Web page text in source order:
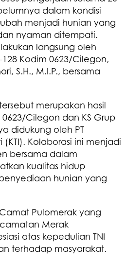
dalam kondisi
menjadi hunian yang
nyaman ditempati.
langsung oleh
128 Kodim 0623/Cilegon,
S.H., M.I.P., bersama
merupakan hasil
Cilegon dan KS Grup
didukung oleh PT
(KTI). Kolaborasi ini menjadi
bersama dalam
kualitas hidup
hunian yang
Pulomerak yang
Merak
atas kepedulian TNI
terhadap masyarakat.